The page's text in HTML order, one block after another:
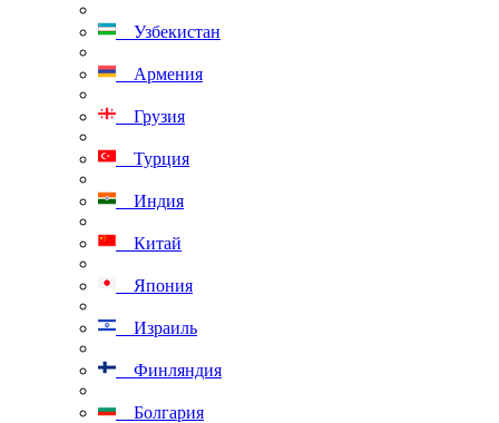
Узбекистан
Армения
Грузия
Турция
Индия
Китай
Япония
Израиль
Финляндия
Болгария